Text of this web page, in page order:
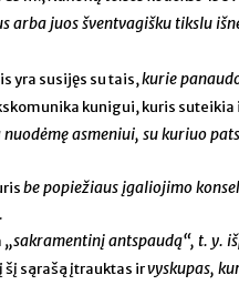
arba juos šventvagišku tikslu
yra susijęs su tais,kurie
kunigui, kuris
asmeniui, su kuriuo
be popiežiaus įgaliojimo
„sakramentinį antspaudą“, t. y.
sąrašą įtrauktas irvyskupas,